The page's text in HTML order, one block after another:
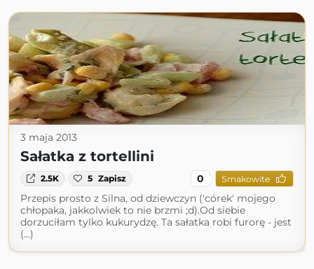
3 maja 2013
Sałatka z tortellini
2.5K 5 Zapisz 0 Smakowite
Przepis prosto z Silna, od dziewczyn ('córek' mojego
chłopaka, jakkolwiek to nie brzmi ;d).Od siebie
dorzuciłam tylko kukurydzę. Ta sałatka robi furorę - jest
(...)